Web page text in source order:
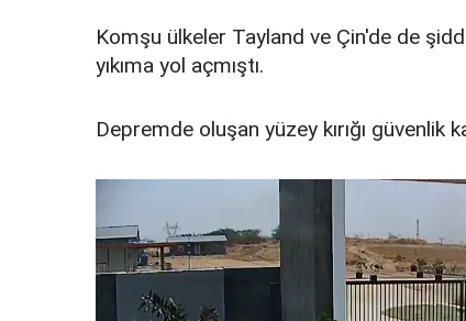
Komşu ülkeler Tayland ve Çin'de de
yıkıma yol açmıştı.
Depremde oluşan yüzey kırığı güvenlik